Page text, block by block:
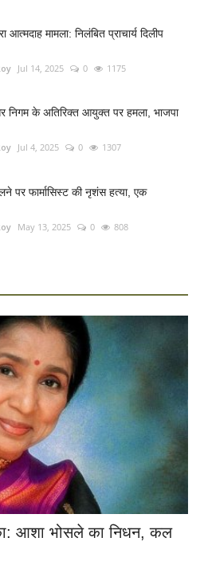
आत्मदाह मामला: निलंबित प्राचार्य दिलीप
Jul 14, 2025 0 1175
निगम के अतिरिक्त आयुक्त पर हमला, भाजपा
Jul 4, 2025 0 1307
पर फार्मासिस्ट की नृशंस हत्या, एक
May 13, 2025 0 808
आशा भोसले का निधन, कल